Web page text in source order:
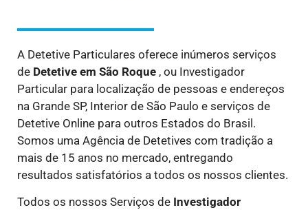
A Detetive Particulares oferece inúmeros serviços
de Detetive em São Roque , ou Investigador
Particular para localização de pessoas e endereços
na Grande SP, Interior de São Paulo e serviços de
Detetive Online para outros Estados do Brasil.
Somos uma Agência de Detetives com tradição a
mais de 15 anos no mercado, entregando
resultados satisfatórios a todos os nossos clientes.
Todos os nossos Serviços de Investigador